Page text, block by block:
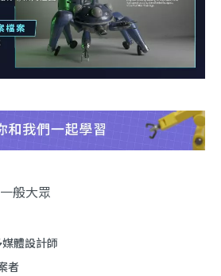
般大眾
體設計師
者